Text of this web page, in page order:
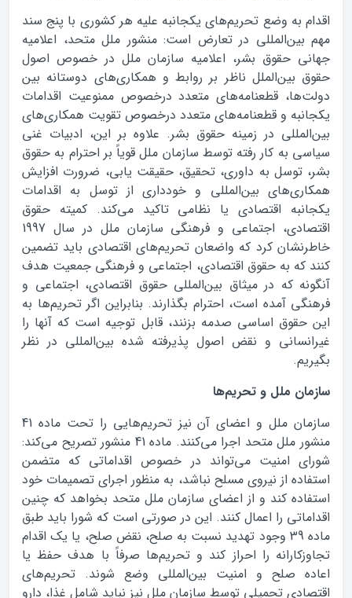
اقدام به وضع تحریم‌های یکجانبه علیه هر کشوری با پنج سند
مهم بین‌المللی در تعارض است: منشور ملل متحد، اعلامیه
جهانی حقوق بشر، اعلامیه سازمان ملل در خصوص اصول
حقوق بین‌الملل ناظر بر روابط و همکاری‌های دوستانه بین
دولت‌ها، قطعنامه‌های متعدد درخصوص ممنوعیت اقدامات
یکجانبه و قطعنامه‌های متعدد درخصوص تقویت همکاری‌های
بین‌المللی در زمینه حقوق بشر. علاوه بر این، ادبیات غنی
سیاسی به کار رفته توسط سازمان ملل قویاً بر احترام به حقوق
بشر، توسل به داوری، تحقیق، حقیقت یابی، ضرورت افزایش
همکاری‌های بین‌المللی و خودداری از توسل به اقدامات
یکجانبه اقتصادی یا نظامی تاکید می‌کند. کمیته حقوق
اقتصادی، اجتماعی و فرهنگی سازمان ملل در سال 1997
خاطرنشان کرد که واضعان تحریم‌های اقتصادی باید تضمین
کنند که به حقوق اقتصادی، اجتماعی و فرهنگی جمعیت هدف
آنگونه که در میثاق بین‌المللی حقوق اقتصادی، اجتماعی و
فرهنگی آمده است، احترام بگذارند. بنابراین اگر تحریم‌ها به
این حقوق اساسی صدمه بزنند، قابل توجیه است که آنها را
غیرانسانی و نقض اصول پذیرفته شده بین‌المللی در نظر
بگیریم.
سازمان ملل و تحریم‌ها
سازمان ملل و اعضای آن نیز تحریم‌هایی را تحت ماده 41
منشور ملل متحد اجرا می‌کنند. ماده 41 منشور تصریح می‌کند:
شورای امنیت می‌تواند در خصوص اقداماتی که متضمن
استفاده از نیروی مسلح نباشد، به منظور اجرای تصمیمات خود
استفاده کند و از اعضای سازمان ملل متحد بخواهد که چنین
اقداماتی را اعمال کنند. این در صورتی است که شورا باید طبق
ماده 39 وجود تهدید نسبت به صلح، نقض صلح، یا یک اقدام
تجاوزکارانه را احراز کند و تحریم‌ها صرفاً با هدف حفظ یا
اعاده صلح و امنیت بین‌المللی وضع شوند. تحریم‌های
اقتصادی تحمیلی توسط سازمان ملل نیز نباید شامل غذا، دارو